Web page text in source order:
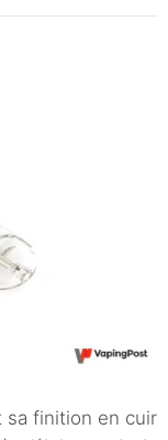
sa finition en cuir